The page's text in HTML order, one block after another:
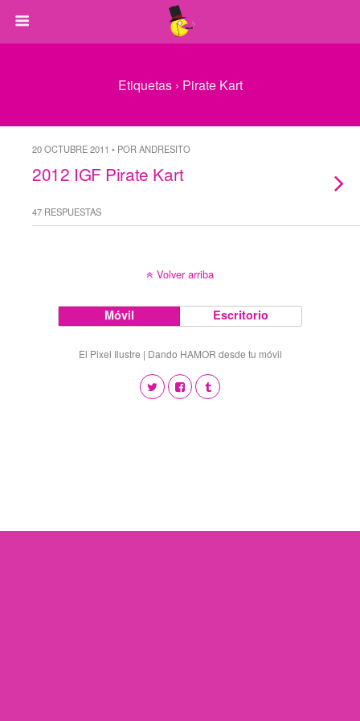
Etiquetas › Pirate Kart
20 OCTUBRE 2011 • POR ANDRESITO
2012 IGF Pirate Kart
47 RESPUESTAS
Volver arriba
Móvil Escritorio
El Pixel Ilustre | Dando HAMOR desde tu móvil